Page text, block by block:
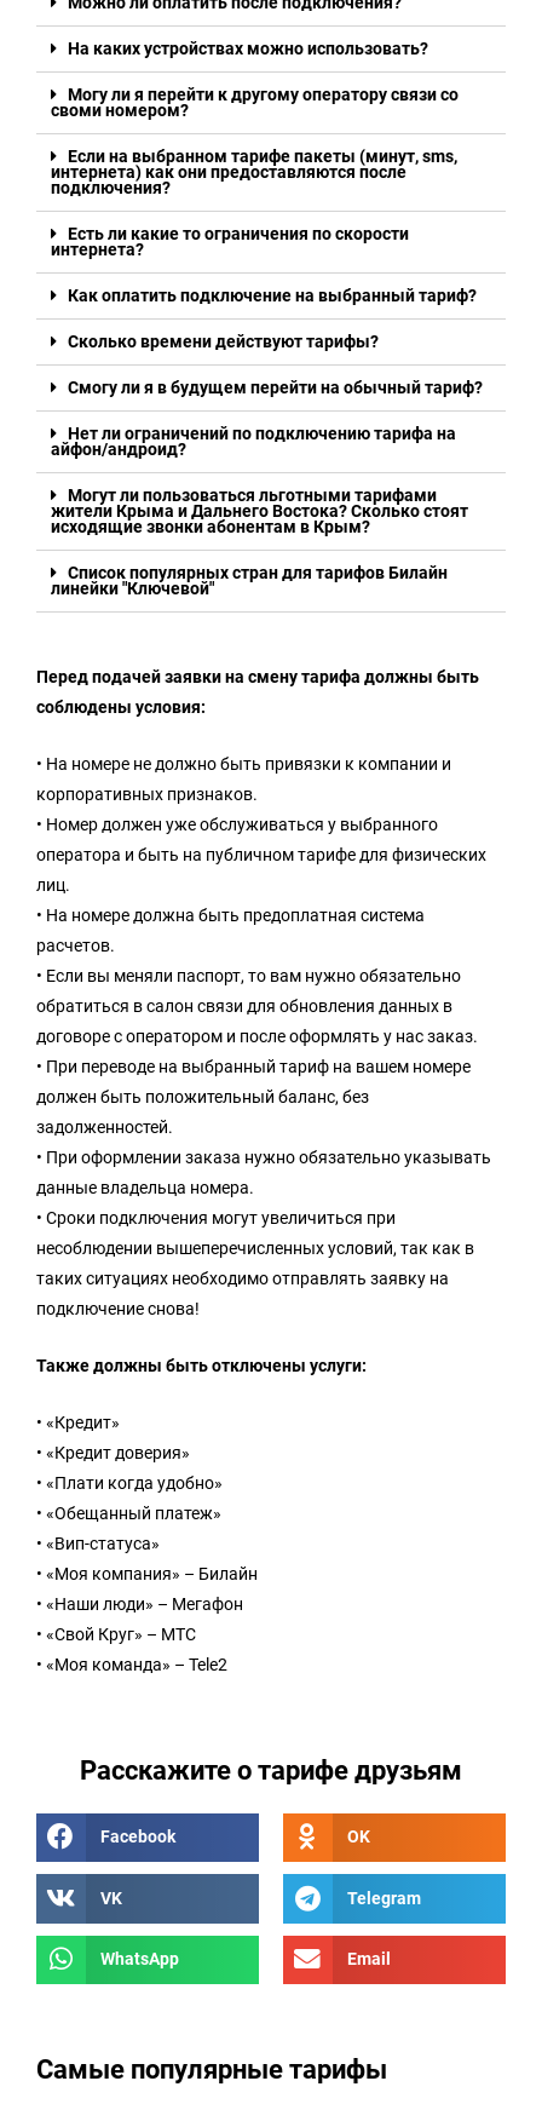
На каких устройствах можно использовать?
Могу ли я перейти к другому оператору связи со
своми номером?
Если на выбранном тарифе пакеты (минут, sms,
интернета) как они предоставляются после
подключения?
Есть ли какие то ограничения по скорости
интернета?
Как оплатить подключение на выбранный тариф?
Сколько времени действуют тарифы?
Смогу ли я в будущем перейти на обычный тариф?
Нет ли ограничений по подключению тарифа на
айфон/андроид?
Могут ли пользоваться льготными тарифами
жители Крыма и Дальнего Востока? Сколько стоят
исходящие звонки абонентам в Крым?
Список популярных стран для тарифов Билайн
линейки "Ключевой"
Перед подачей заявки на смену тарифа должны быть
соблюдены условия:
• На номере не должно быть привязки к компании и
корпоративных признаков.
• Номер должен уже обслуживаться у выбранного
оператора и быть на публичном тарифе для физических
лиц.
• На номере должна быть предоплатная система
расчетов.
• Если вы меняли паспорт, то вам нужно обязательно
обратиться в салон связи для обновления данных в
договоре с оператором и после оформлять у нас заказ.
• При переводе на выбранный тариф на вашем номере
должен быть положительный баланс, без
задолженностей.
• При оформлении заказа нужно обязательно указывать
данные владельца номера.
• Сроки подключения могут увеличиться при
несоблюдении вышеперечисленных условий, так как в
таких ситуациях необходимо отправлять заявку на
подключение снова!
Также должны быть отключены услуги:
• «Кредит»
• «Кредит доверия»
• «Плати когда удобно»
• «Обещанный платеж»
• «Вип-статуса»
• «Моя компания» – Билайн
• «Наши люди» – Мегафон
• «Свой Круг» – МТС
• «Моя команда» – Tele2
Расскажите о тарифе друзьям
Facebook OK
VK Telegram
WhatsApp Email
Самые популярные тарифы